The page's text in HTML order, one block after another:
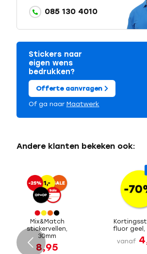
085 130 4010
Stickers naar
eigen wens
bedrukken?
Offerte aanvragen
Of ga naar Maatwerk
Andere klanten bekeken ook:
Mix&Match
stickervellen,
30mm
8,95
fluor geel,
vanaf
Volgende